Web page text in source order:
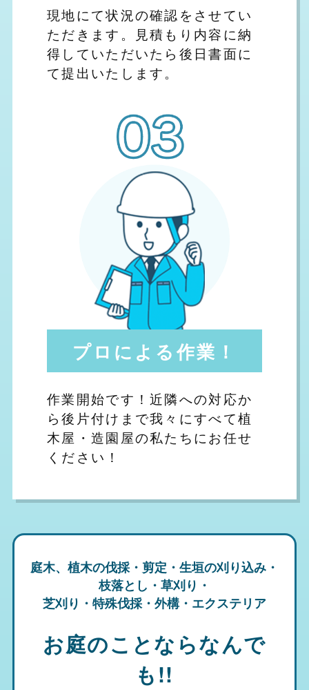
現地にて状況の確認をさせてい
ただきます。見積もり内容に納
得していただいたら後日書面に
て提出いたします。
プロによる作業！
作業開始です！近隣への対応か
ら後片付けまで我々にすべて植
木屋・造園屋の私たちにお任せ
ください！
庭木、植木の伐採・剪定・生垣の刈り込み・
枝落とし・草刈り・
芝刈り・特殊伐採・外構・エクステリア
お庭のことならなんで
も!!